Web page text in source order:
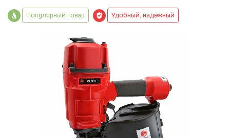
Популярный товар Удобный, надежный